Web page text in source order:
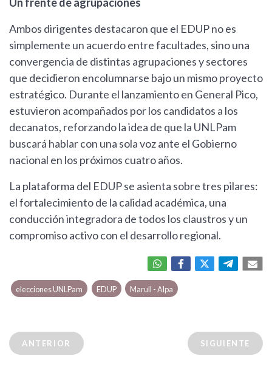
Un frente de agrupaciones
Ambos dirigentes destacaron que el EDUP no es
simplemente un acuerdo entre facultades, sino una
convergencia de distintas agrupaciones y sectores
que decidieron encolumnarse bajo un mismo proyecto
estratégico. Durante el lanzamiento en General Pico,
estuvieron acompañados por los candidatos a los
decanatos, reforzando la idea de que la UNLPam
buscará hablar con una sola voz ante el Gobierno
nacional en los próximos cuatro años.
La plataforma del EDUP se asienta sobre tres pilares:
el fortalecimiento de la calidad académica, una
conducción integradora de todos los claustros y un
compromiso activo con el desarrollo regional.
elecciones UNLPam EDUP Marull - Alpa
ANTERIOR SIGUIENTE